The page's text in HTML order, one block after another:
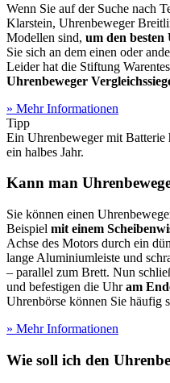
Wenn Sie auf der Suche nach
Klarstein, Uhrenbeweger
Modellen sind, um den besten
Sie sich an dem einen oder
Leider hat die Stiftung
Uhrenbeweger
» Mehr Informationen
Tipp
Ein Uhrenbeweger mit Batterie
ein halbes Jahr.
Kann man
Sie können einen
Beispiel mit einem
Achse des Motors durch ein
lange Aluminiumleiste und
– parallel zum Brett. Nun
und befestigen die Uhram
Uhrenbörse können Sie häufig
» Mehr Informationen
Wie soll ich den